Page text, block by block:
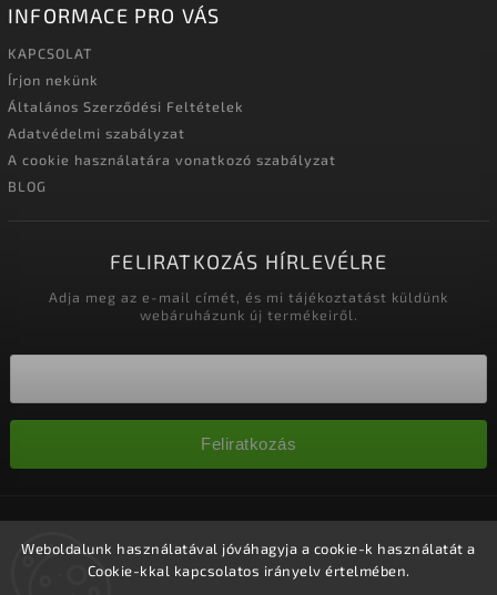
Weboldalunk használatával jóváhagyja a cookie-k használatát a
Cookie-kkal kapcsolatos irányelv értelmében.
INFORMACE PRO VÁS
KAPCSOLAT
Írjon nekünk
Általános Szerződési Feltételek
Adatvédelmi szabályzat
A cookie használatára vonatkozó szabályzat
BLOG
FELIRATKOZÁS HÍRLEVÉLRE
Adja meg az e-mail címét, és mi tájékoztatást küldünk
webáruházunk új termékeiről.
Feliratkozás
fenntartva.
Süti beállítások szerkesztése